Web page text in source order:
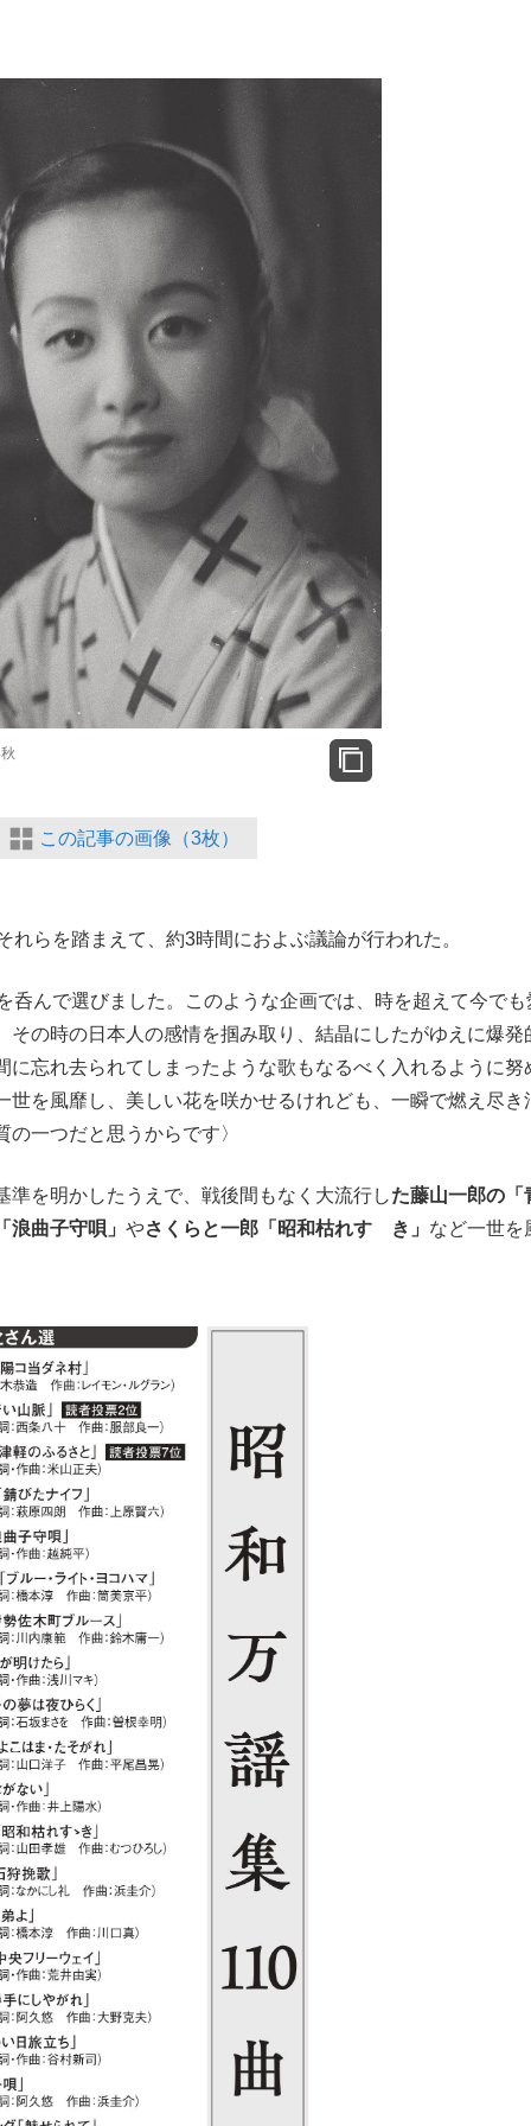
明かした日本代表監督に...
もっと見る
この記事の画像（3枚）
らを踏まえて、約3時間におよぶ議論が行われた。
呑んで選びました。このような企画では、時を超えて今でも
その時の日本人の感情を掴み取り、結晶にしたがゆえに爆発
に忘れ去られてしまったような歌もなるべく入れるように努
世を風靡し、美しい花を咲かせるけれども、一瞬で燃え尽き
一つだと思うからです〉
を明かしたうえで、戦後間もなく大流行した藤山一郎の「
浪曲子守唄」 やさくらと一郎「昭和枯れすゝき」 など一世を